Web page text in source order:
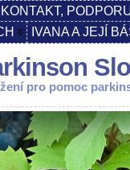
KONTAKT,
IVANA A JEJÍ
pro pomoc